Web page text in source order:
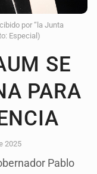
por “la Junta
Especial)
SE
PARA
2025
Pablo